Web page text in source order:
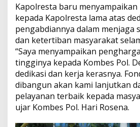
Kapolresta baru
kepada Kapolresta lama atas
pengabdiannya dalam menjaga
dan ketertiban masyarakat
“Saya menyampaikan
tingginya kepada Kombes Pol.
dedikasi dan kerja kerasnya.
dibangun akan kami lanjutkan
pelayanan terbaik kepada
ujar Kombes Pol. Hari Rosena.